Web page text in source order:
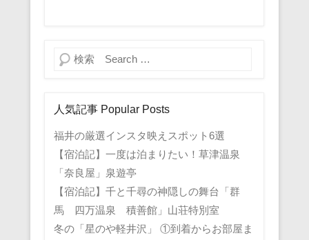
検索
人気記事 Popular Posts
福井の厳選インスタ映えスポット6選
【宿泊記】一度は泊まりたい！草津温泉
「奈良屋」泉遊亭
【宿泊記】千と千尋の神隠しの舞台「群
馬 四万温泉 積善館」山荘特別室
冬の「星のや軽井沢」 ①到着からお部屋ま